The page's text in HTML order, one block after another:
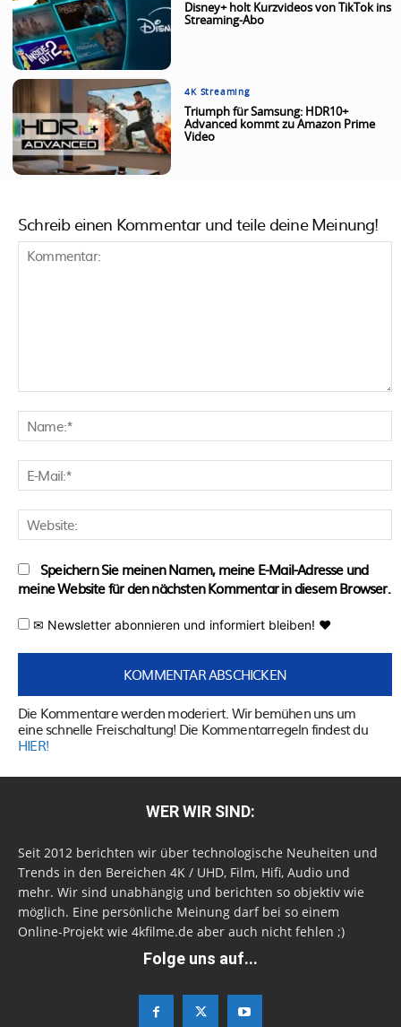
Disney+ holt Kurzvideos von TikTok ins
Streaming-Abo
4K Streaming
Triumph für Samsung: HDR10+
Advanced kommt zu Amazon Prime
Video
Schreib einen Kommentar und teile deine Meinung!
Speichern Sie meinen Namen, meine E-Mail-Adresse und
meine Website für den nächsten Kommentar in diesem Browser.
✉ Newsletter abonnieren und informiert bleiben! ♥
Die Kommentare werden moderiert. Wir bemühen uns um
eine schnelle Freischaltung! Die Kommentarregeln findest du
HIER!
WER WIR SIND:
Seit 2012 berichten wir über technologische Neuheiten und
Trends in den Bereichen 4K / UHD, Film, Hifi, Audio und
mehr. Wir sind unabhängig und berichten so objektiv wie
möglich. Eine persönliche Meinung darf bei so einem
Online-Projekt wie 4kfilme.de aber auch nicht fehlen ;)
Folge uns auf...